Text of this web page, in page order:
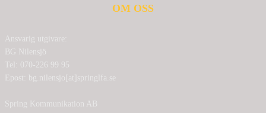
OM OSS
Ansvarig utgivare:
BG Nilensjö
Tel: 070-226 99 95
Epost: bg.nilensjo[at]springlfa.se
Spring Kommunikation AB